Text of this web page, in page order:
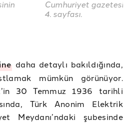
Cumhuriyet
4. sayfası.
daha detaylı bakıldığında,
mümkün görünüyor.
30 Temmuz 1936 tarihli
Türk Anonim Elektrik
Meydanı’ndaki şubesinde